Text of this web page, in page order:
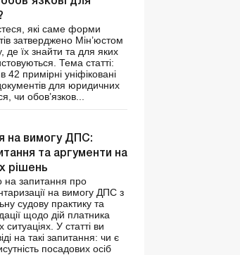
які саме форми
затверджено Мін’юстом
де їх знайти та для яких
Тема статті:
42 примірні уніфіковані
для юридичних
чи обов’язков...
на вимогу ДПС:
та аргументи на
рішень
на запитання про
на вимогу ДПС з
судову практику та
щодо дій платника
ситуаціях. У статті ви
на такі запитання: чи є
посадових осіб